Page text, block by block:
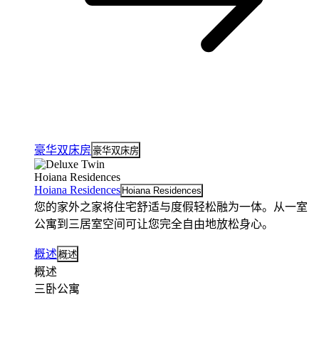
豪华双床房 豪华双床房
Hoiana Residences
Hoiana Residences Hoiana Residences
您的家外之家将住宅舒适与度假轻松融为一体。从一室
公寓到三居室空间可让您完全自由地放松身心。
概述 概述
概述
三卧公寓